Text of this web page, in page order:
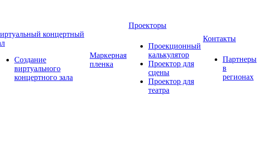
концертный
Создание
виртуального
концертного зала
Маркерная
пленка
Проекторы
Проекционный
калькулятор
Проектор для
сцены
Проектор для
театра
Контакты
Партнеры
в
регионах